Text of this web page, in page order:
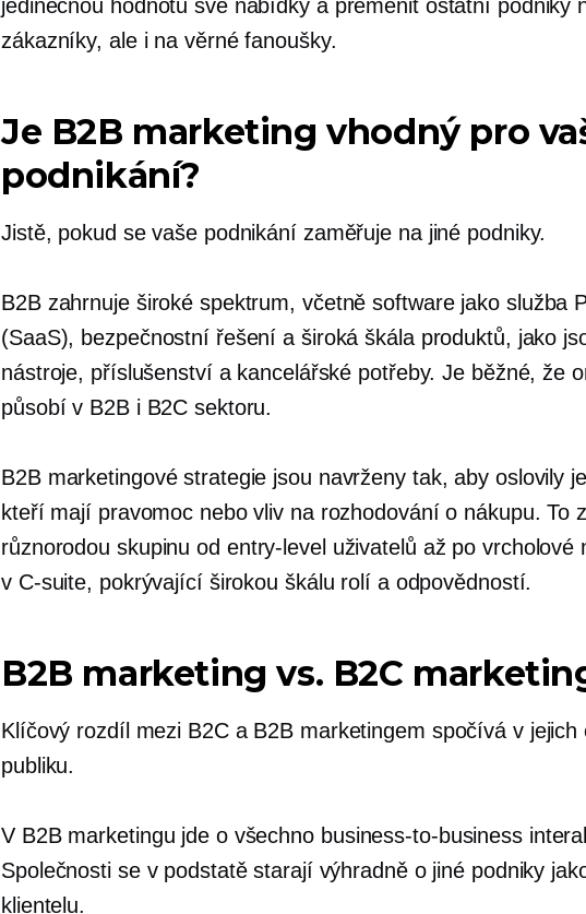
jedinečnou hodnotu své nabídky a přeměnit ostatní podniky
zákazníky, ale i na věrné fanoušky.
Je B2B marketing vhodný pro
podnikání?
Jistě, pokud se vaše podnikání zaměřuje na jiné podniky.
B2B zahrnuje široké spektrum, včetněsoftware jako služba
(SaaS), bezpečnostní řešení a široká škála produktů, jako
nástroje, příslušenství a kancelářské potřeby. Je běžné, že
působí v B2B i B2C sektoru.
B2B marketingové strategie jsou navrženy tak, aby oslovily
kteří mají pravomoc nebo vliv na rozhodování o nákupu. To
různorodou skupinu od entry-level uživatelů až po vrcholové
v C-suite, pokrývající širokou škálu rolí a odpovědností.
B2B marketing vs. B2C
Klíčový rozdíl mezi B2C a B2B marketingem spočívá v jejich
publiku.
V B2B marketingu jde o všechno business-to-business
Společnosti se v podstatě starají výhradně o jiné podniky
klientelu.